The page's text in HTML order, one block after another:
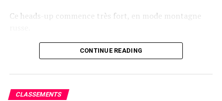
Ce heads-up commence très fort, en mode montagne
Le champagne va réchauffer si les deux finalistes ne se décident pas !
CONTINUE READING
CLASSEMENTS